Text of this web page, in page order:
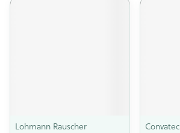
Lohmann Rauscher Convatec